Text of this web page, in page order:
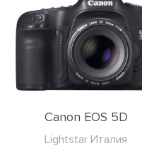
Canon EOS 5D
Lightstar Италия